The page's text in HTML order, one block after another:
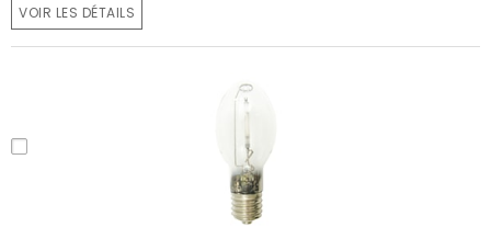
VOIR LES DÉTAILS